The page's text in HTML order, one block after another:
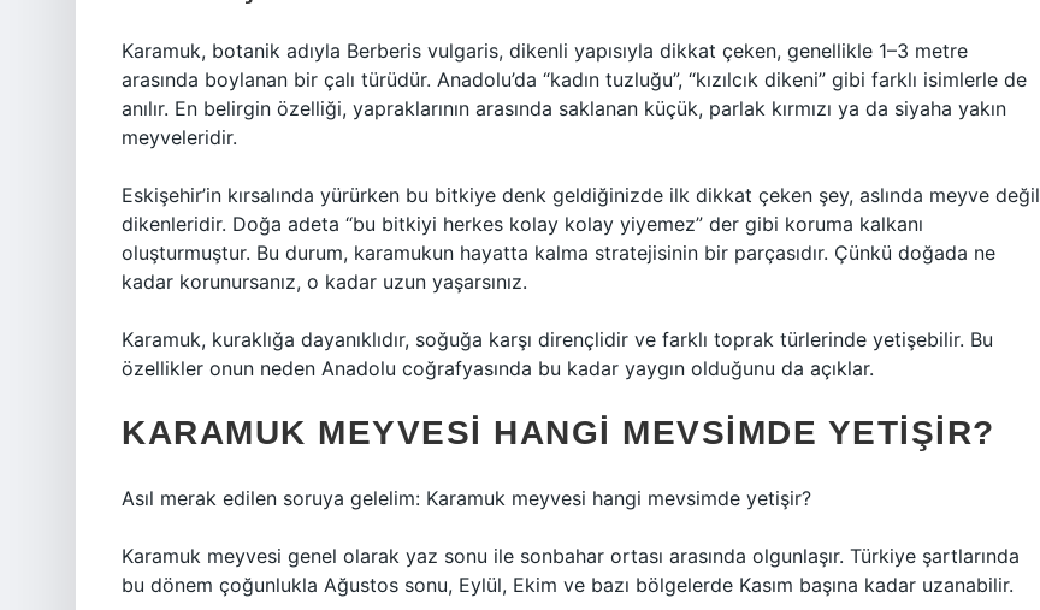
Karamuk, botanik adıyla Berberis vulgaris, dikenli yapısıyla dikkat çeken, genellikle 1–3 metre
arasında boylanan bir çalı türüdür. Anadolu’da “kadın tuzluğu”, “kızılcık dikeni” gibi farklı isimlerle de
anılır. En belirgin özelliği, yapraklarının arasında saklanan küçük, parlak kırmızı ya da siyaha yakın
meyveleridir.
Eskişehir’in kırsalında yürürken bu bitkiye denk geldiğinizde ilk dikkat çeken şey, aslında meyve değil
dikenleridir. Doğa adeta “bu bitkiyi herkes kolay kolay yiyemez” der gibi koruma kalkanı
oluşturmuştur. Bu durum, karamukun hayatta kalma stratejisinin bir parçasıdır. Çünkü doğada ne
kadar korunursanız, o kadar uzun yaşarsınız.
Karamuk, kuraklığa dayanıklıdır, soğuğa karşı dirençlidir ve farklı toprak türlerinde yetişebilir. Bu
özellikler onun neden Anadolu coğrafyasında bu kadar yaygın olduğunu da açıklar.
KARAMUK MEYVESI HANGI MEVSIMDE YETIŞIR?
Asıl merak edilen soruya gelelim: Karamuk meyvesi hangi mevsimde yetişir?
Karamuk meyvesi genel olarak yaz sonu ile sonbahar ortası arasında olgunlaşır. Türkiye şartlarında
bu dönem çoğunlukla Ağustos sonu, Eylül, Ekim ve bazı bölgelerde Kasım başına kadar uzanabilir.